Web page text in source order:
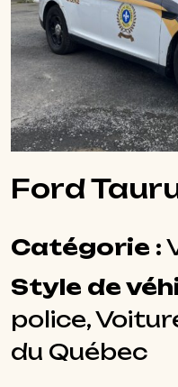
Ford
Catégorie :
Style de
police,
du Québec